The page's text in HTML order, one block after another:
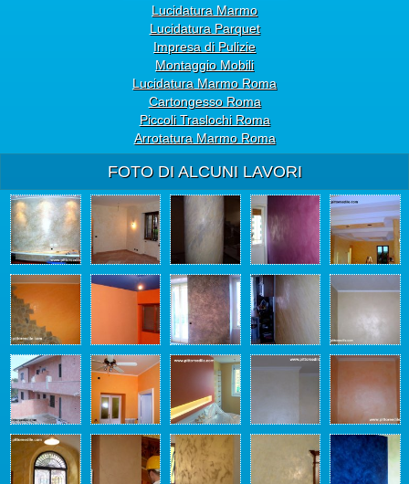
Lucidatura Marmo
Lucidatura Parquet
Impresa di Pulizie
Montaggio Mobili
Lucidatura Marmo Roma
Cartongesso Roma
Piccoli Traslochi Roma
Arrotatura Marmo Roma
FOTO DI ALCUNI LAVORI